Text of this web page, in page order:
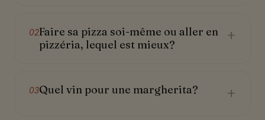
02Faire sa pizza soi-même ou aller en
pizzéria, lequel est mieux?
+
03Quel vin pour une margherita? +